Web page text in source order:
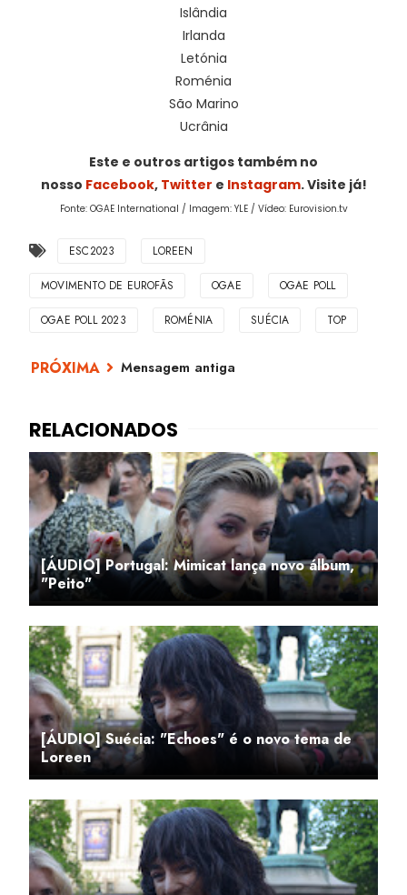
Islândia
Irlanda
Letónia
Roménia
São Marino
Ucrânia
Este e outros artigos também no
nosso Facebook, Twitter e Instagram. Visite já!
Fonte: OGAE International / Imagem: YLE / Vídeo: Eurovision.tv
ESC2023 LOREEN
MOVIMENTO DE EUROFÃS OGAE OGAE POLL
OGAE POLL 2023 ROMÉNIA SUÉCIA TOP
Mensagem antiga
[ÁUDIO] Portugal: Mimicat lança novo álbum,
"Peito"
[ÁUDIO] Suécia: "Echoes" é o novo tema de
Loreen